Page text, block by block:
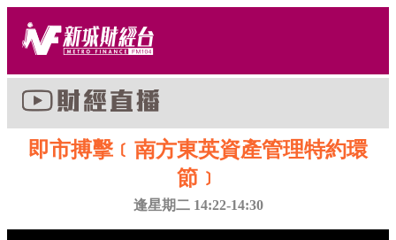
即市搏擊﹝南方東英資產管理特約環
節﹞
逢星期二 14:22-14:30